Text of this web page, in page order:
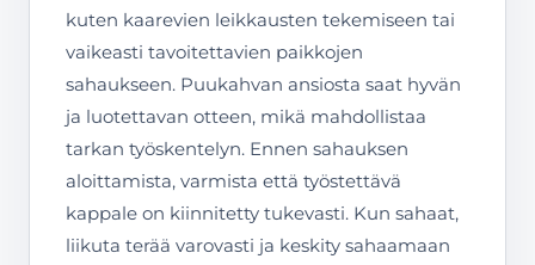
kuten kaarevien leikkausten tekemiseen tai
vaikeasti tavoitettavien paikkojen
sahaukseen. Puukahvan ansiosta saat hyvän
ja luotettavan otteen, mikä mahdollistaa
tarkan työskentelyn. Ennen sahauksen
aloittamista, varmista että työstettävä
kappale on kiinnitetty tukevasti. Kun sahaat,
liikuta terää varovasti ja keskity sahaamaan